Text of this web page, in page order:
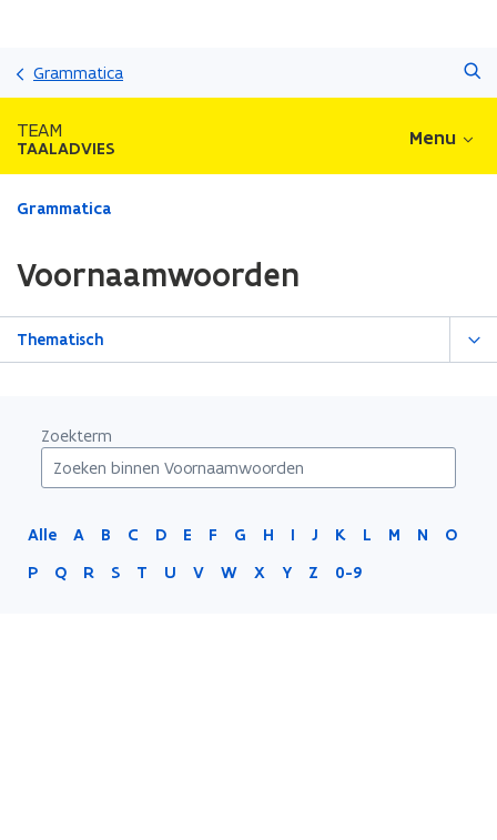
Grammatica
TEAM
TAALADVIES Menu
Gedaan
zich
op:
Voornaamwoorden
Grammatica
Voornaamwoorden
Thematisch
Zoekterm
Alle A B C D E F G H I J K L M N
O
P
Q R S T U V W X Y Z 0-9